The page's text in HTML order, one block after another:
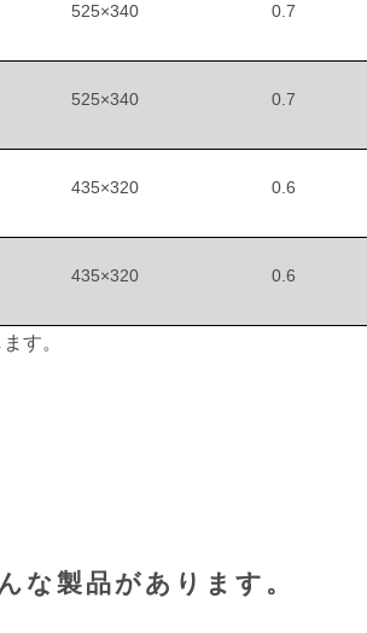
525×340 0.7
525×340 0.7
435×320 0.6
435×320 0.6
す。
な製品があります。